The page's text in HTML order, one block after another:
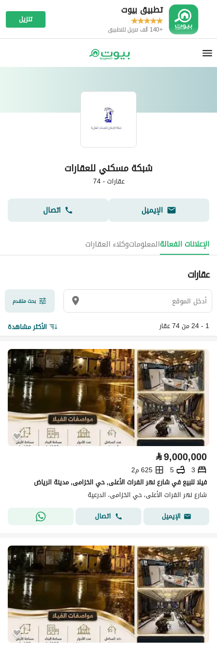
تطبيق بيوت
+140 ألف تنزيل للتطبيق
تنزيل
شبكة مسكني للعقارات
عقارات-
74
الإيميل اتصال
الإعلانات الفعالةالمعلوماتوكلاء العقارات
عقارات
بحث متقدم
1 - 24 من 74 عقار الأكثر مشاهدة
⃁9,000,000
3
5
625 م2
فيلا للبيع في شارع نهر الفرات الأعلى, حي الخزامى, مدينة الرياض
شارع نهر الفرات الأعلى، حي الخزامى، الدرعية
الإيميل
اتصال